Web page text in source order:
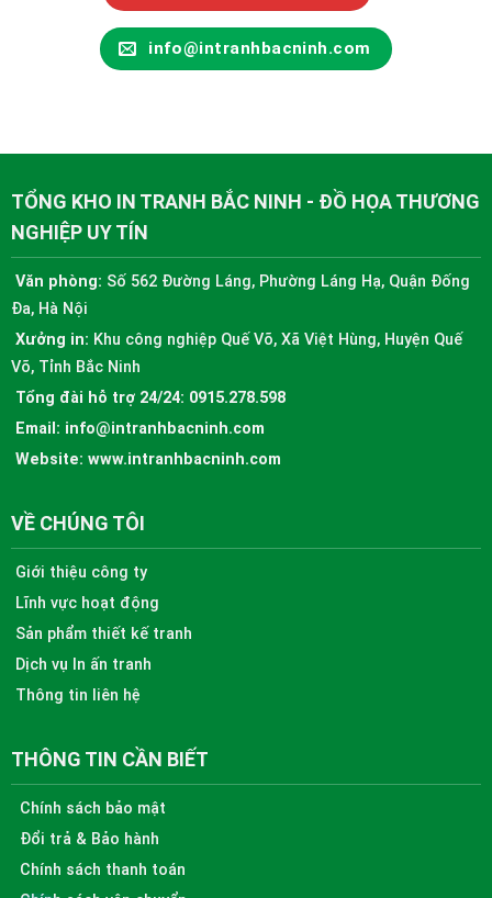
info@intranhbacninh.com
TỔNG KHO IN TRANH BẮC NINH - ĐỒ HỌA THƯƠNG
NGHIỆP UY TÍN
Văn phòng: Số 562 Đường Láng, Phường Láng Hạ, Quận Đống
Đa, Hà Nội
Xưởng in: Khu công nghiệp Quế Võ, Xã Việt Hùng, Huyện Quế
Võ, Tỉnh Bắc Ninh
Tổng đài hỗ trợ 24/24: 0915.278.598
Email: info@intranhbacninh.com
Website: www.intranhbacninh.com
VỀ CHÚNG TÔI
Giới thiệu công ty
Lĩnh vực hoạt động
Sản phẩm thiết kế tranh
Dịch vụ In ấn tranh
Thông tin liên hệ
THÔNG TIN CẦN BIẾT
Chính sách bảo mật
Đổi trả & Bảo hành
Chính sách thanh toán